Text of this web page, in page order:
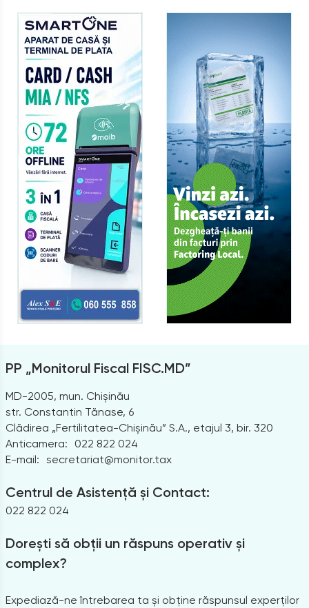
PP „Monitorul Fiscal FISC.MD”
MD-2005, mun. Chișinău
str. Constantin Tănase, 6
Clădirea „Fertilitatea-Chișinău” S.A., etajul 3, bir. 320
Anticamera:
022 822 024
E-mail: secretariat@monitor.tax
Centrul de Asistență și Contact:
022 822 024
Dorești să obții un răspuns operativ și
complex?
Expediază-ne întrebarea ta și obține răspunsul experților